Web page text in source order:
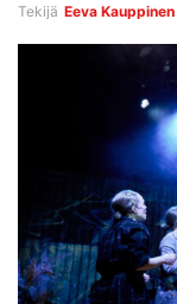
Tekijä Eeva Kauppinen